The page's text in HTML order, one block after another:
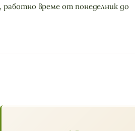
време от понеделник до